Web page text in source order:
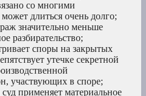
со многими
длиться очень долго;
значительно меньше
разбирательство;
споры на закрытых
утечке секретной
участвующих в споре;
применяет материальное